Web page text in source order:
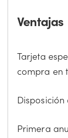
Ventajas
Tarjeta
compra en
Disposición
Primera